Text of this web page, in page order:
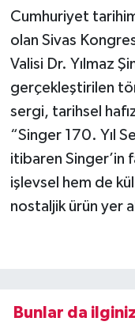
Cumhuriyet
olan Sivas
Valisi Dr. Yılmaz
gerçekleştirilen
sergi, tarihsel
“Singer 170. Yıl
itibaren Singer’in
işlevsel hem de
nostaljik ürün yer
Bunlar da